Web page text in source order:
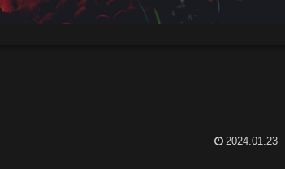
2024.01.23